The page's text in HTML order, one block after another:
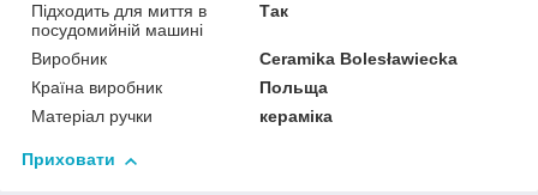
Підходить для миття в
посудомийній машині
Так
Виробник
Ceramika Bolesławiecka
Країна виробник
Польща
Матеріал ручки
кераміка
Приховати